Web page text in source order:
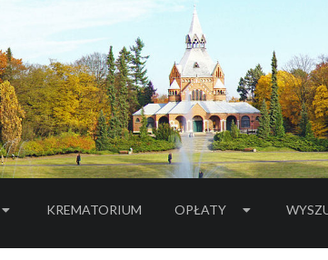
KREMATORIUM OPŁATY